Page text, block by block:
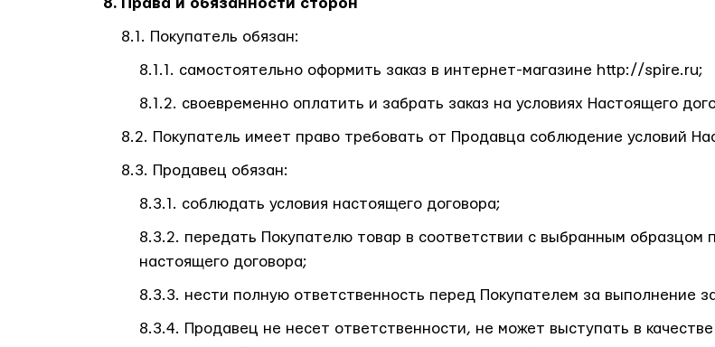
Права и обязанности сторон
Покупатель обязан:
самостоятельно оформить заказ в интернет-магазине http://spire.ru;
своевременно оплатить и забрать заказ на условиях Настоящего
Покупатель имеет право требовать от Продавца соблюдение условий
Продавец обязан:
соблюдать условия настоящего договора;
передать Покупателю товар в соответствии с выбранным образцом
настоящего договора;
нести полную ответственность перед Покупателем за выполнение
Продавец не несет ответственности, не может выступать в